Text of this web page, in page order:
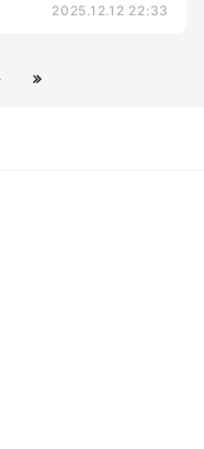
2025.12.12 22:33